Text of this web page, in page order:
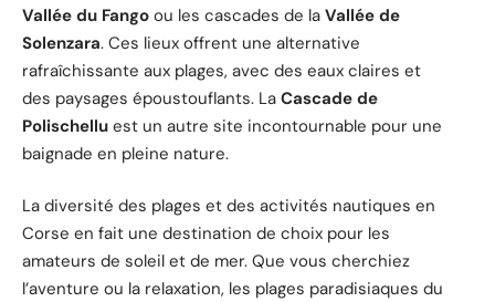
Vallée du Fango ou les cascades de la Vallée de
Solenzara. Ces lieux offrent une alternative
rafraîchissante aux plages, avec des eaux claires et
des paysages époustouflants. La Cascade de
Polischellu est un autre site incontournable pour une
baignade en pleine nature.
La diversité des plages et des activités nautiques en
Corse en fait une destination de choix pour les
amateurs de soleil et de mer. Que vous cherchiez
l’aventure ou la relaxation, les plages paradisiaques du